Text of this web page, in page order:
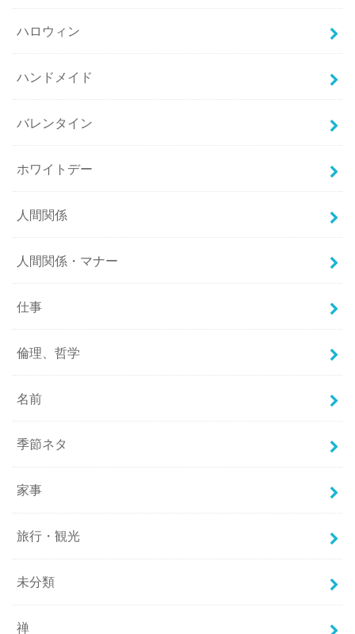
ハロウィン
ハンドメイド
バレンタイン
ホワイトデー
人間関係
人間関係・マナー
仕事
倫理、哲学
名前
季節ネタ
家事
旅行・観光
未分類
禅